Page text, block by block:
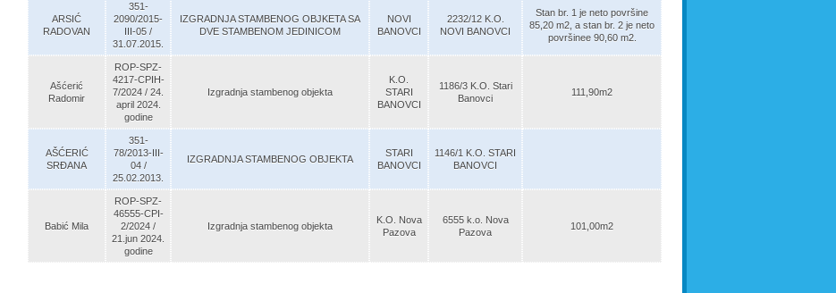
ARSIĆ
RADOVAN
351-
2090/2015-
III-05 /
31.07.2015.
IZGRADNJA STAMBENOG OBJKETA SA
DVE STAMBENOM JEDINICOM
NOVI
BANOVCI
2232/12 K.O.
NOVI BANOVCI
Stan br. 1 je neto površine
85,20 m2, a stan br. 2 je neto
površinee 90,60 m2.
Ašćerić
Radomir
ROP-SPZ-
4217-CPIH-
7/2024 / 24.
april 2024.
godine
Izgradnja stambenog objekta
K.O.
STARI
BANOVCI
1186/3 K.O. Stari
Banovci
111,90m2
AŠĆERIĆ
SRĐANA
351-
78/2013-III-
04 /
25.02.2013.
IZGRADNJA STAMBENOG OBJEKTA
STARI
BANOVCI
1146/1 K.O. STARI
BANOVCI
Babić Mila
ROP-SPZ-
46555-CPI-
2/2024 /
21.jun 2024.
godine
Izgradnja stambenog objekta
K.O. Nova
Pazova
6555 k.o. Nova
Pazova
101,00m2